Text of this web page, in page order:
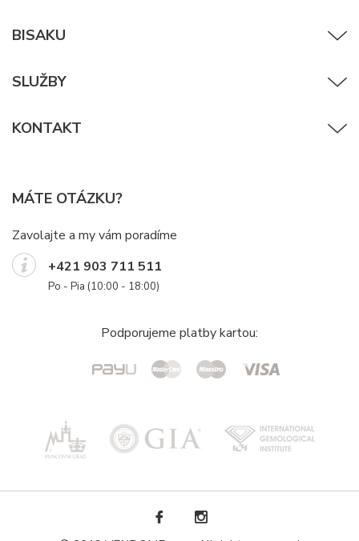
BISAKU
SLUŽBY
KONTAKT
MÁTE OTÁZKU?
Zavolajte a my vám poradíme
+421 903 711 511
Po - Pia (10:00 - 18:00)
Podporujeme platby kartou: